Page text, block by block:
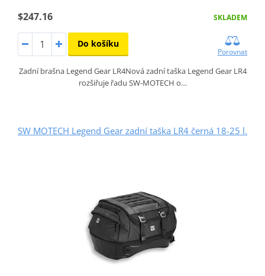
$247.16 SKLADEM
Do košíku
Porovnat
Zadní brašna Legend Gear LR4Nová zadní taška Legend Gear LR4
rozšiřuje řadu SW-MOTECH o…
SW MOTECH Legend Gear zadní taška LR4 černá 18-25 l.